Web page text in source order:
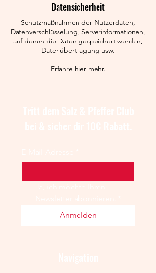
Datensicherheit
Schutzmaßnahmen der Nutzerdaten,
Datenverschlüsselung, Serverinformationen,
auf denen die Daten gespeichert werden,
Datenübertragung usw.
Erfahre hiermehr.
Anmelden